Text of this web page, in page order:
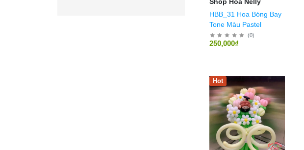
HBB_31 Hoa Bóng Bay
Tone Màu Pastel
(0)
250,000₫
Hot